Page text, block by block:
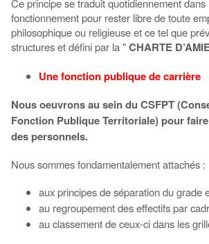
fonctionnement pour rester libre de toute
philosophique ou religieuse et ce tel que
structures et défini par la "CHARTE
Une fonction publique de carrière
Nous oeuvrons au sein du CSFPT
Fonction Publique Territoriale) pour
des personnels.
Nous sommes fondamentalement attachés :
aux principes de séparation du grade
au regroupement des effectifs par
au classement de ceux-ci dans les